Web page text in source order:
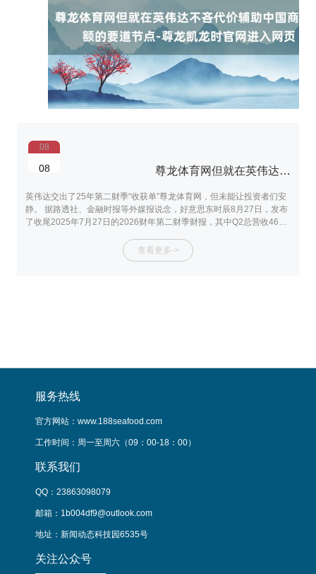
08
08 尊龙体育网但就在英伟达不吝代价辅助中国商场份额的要道节点-尊龙凯龙时官网进入网页
英伟达交出了25年第二财季“收获单”尊龙体育网，但未能让投资者们安
静。 据路透社、金融时报等外媒报说念，好意思东时辰8月27日，发布
了收尾2025年7月27日的2026财年第二财季财报，其中Q2总营收467
为460.58亿好意思元；专注于东说念主工智能的数据中心Q2营收为411
亿好意思元，上年同期为262.72亿好意思元，同比增长56.4%，略低于
查看更多->
服务热线
官方网站：www.188seafood.com
工作时间：周一至周六（09：00-18：00）
联系我们
QQ：23863098079
邮箱：1b004df9@outlook.com
地址：新闻动态科技园6535号
关注公众号